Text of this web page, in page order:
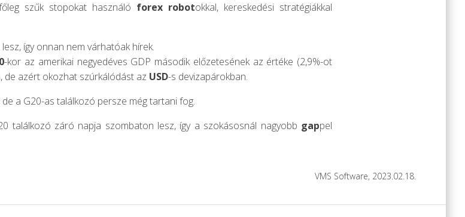
szűk stopokat használó forex robotokkal, kereskedési stratégiákkal
így onnan nem várhatóak hírek.
-kor az amerikai negyedéves GDP második előzetesének az értéke (2,9%-ot
de azért okozhat szúrkálódást az USD-s devizapárokban.
a G20-as találkozó persze még tartani fog.
találkozó záró napja szombaton lesz, így a szokásosnál nagyobb gappel
VMS Software, 2023.02.18.